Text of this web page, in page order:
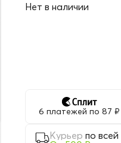
Нет в наличии
6 платежей по 87 ₽
Курьер по